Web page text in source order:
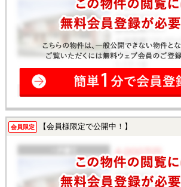
会員限定 【会員様限定で公開中！】